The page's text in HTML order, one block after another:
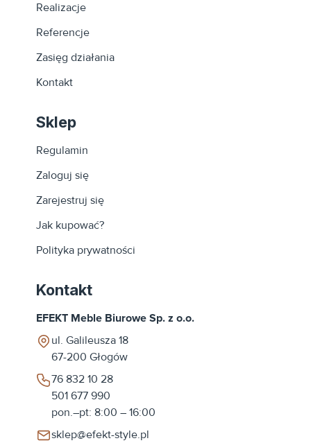
Realizacje
Referencje
Zasięg działania
Kontakt
Sklep
Regulamin
Zaloguj się
Zarejestruj się
Jak kupować?
Polityka prywatności
Kontakt
EFEKT Meble Biurowe Sp. z o.o.
ul. Galileusza 18
67-200 Głogów
76 832 10 28
501 677 990
pon.–pt: 8:00 – 16:00
sklep@efekt-style.pl